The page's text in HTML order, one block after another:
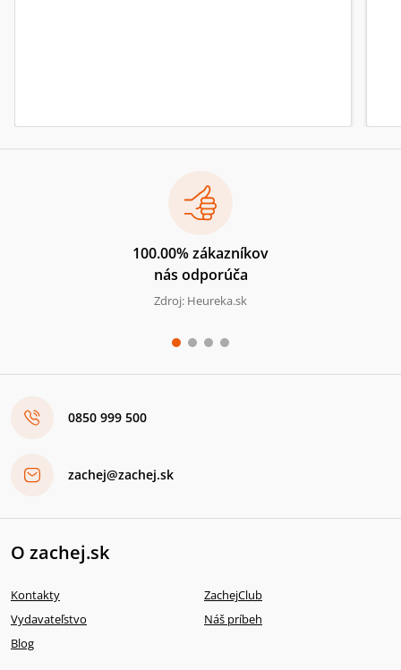
100.00% zákazníkov
nás odporúča
Zdroj: Heureka.sk
0850 999 500
zachej@zachej.sk
O zachej.sk
Kontakty
ZachejClub
Vydavateľstvo
Náš príbeh
Blog